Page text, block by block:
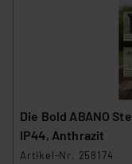
sich auf die
Europäischen
Beurteilung der
insbesondere der
verbundenen
Impressum
Die Bold ABANO
IP44, Anthrazit
Artikel-Nr. 258174